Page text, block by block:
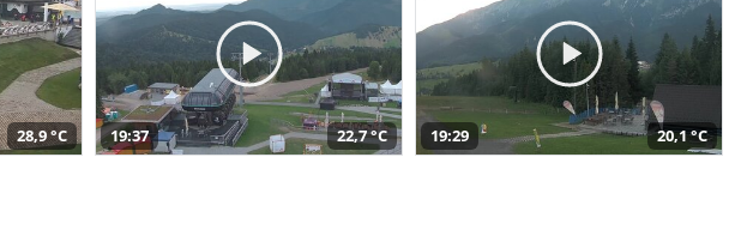
28,9 °C 19:37 22,7 °C 19:29 20,1 °C